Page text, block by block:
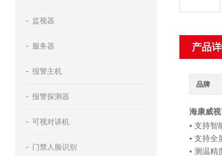
监视器
服务器
报警主机
报警探测器
可视对讲机
门禁人脸识别
产品
品牌
海康威
• 支持智
• 支持全
• 测温